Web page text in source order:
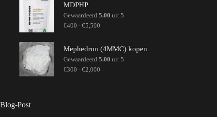
MDPHP
Gewaardeerd 5.00 uit 5
€400 - €5,500Prijsklasse:
€5,500
Mephedron (4MMC) kopen
Gewaardeerd 5.00 uit 5
€300 - €2,000Prijsklasse:
Blog-Post